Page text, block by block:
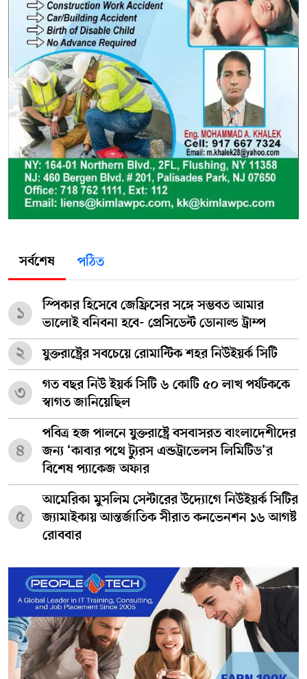
সর্বশেষ পঠিত
১
স্পিকার হিসেবে জেফ্রিসের সঙ্গে সম্ভবত আমার
ভালোই বনিবনা হবে- প্রেসিডেন্ট ডোনাল্ড ট্রাম্প
২ যুক্তরাষ্ট্রের সবচেয়ে রোমান্টিক শহর নিউইয়র্ক সিটি
৩
গত বছর নিউ ইয়র্ক সিটি ৬ কোটি ৫০ লাখ পর্যটককে
স্বাগত জানিয়েছিল
৪
পবিত্র হজ পালনে যুক্তরাষ্ট্রে বসবাসরত বাংলাদেশীদের
জন্য ‘কাবার পথে ট্যুরস এন্ডট্রাভেলস লিমিটিড’র
বিশেষ প্যাকেজ অফার
৫
আমেরিকা মুসলিম সেন্টারের উদ্যোগে নিউইয়র্ক সিটির
জ্যামাইকায় আন্তর্জাতিক সীরাত কনভেনশন ১৬ আগষ্ট
রোববার